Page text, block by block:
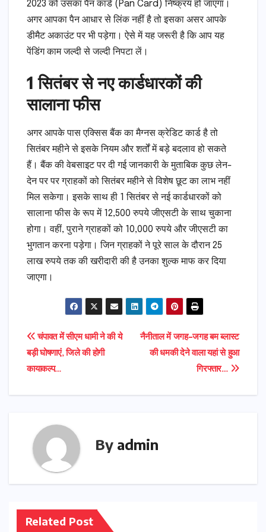
2023 को उसका पैन कार्ड (Pan Card) निष्क्रय हो जाएगा।
अगर आपका पैन आधार से लिंक नहीं है तो इसका असर आपके
डीमैट अकाउंट पर भी पड़ेगा। ऐसे में यह जरूरी है कि आप यह
पेंडिंग काम जल्दी से जल्दी निपटा लें।
1 सितंबर से नए कार्डधारकों की
सालाना फीस
अगर आपके पास एक्सिस बैंक का मैग्नस क्रेडिट कार्ड है तो
सितंबर महीने से इसके नियम और शर्तों में बड़े बदलाव हो सकते
हैं। बैंक की वेबसाइट पर दी गई जानकारी के मुताबिक कुछ लेन-
देन पर पर ग्राहकों को सितंबर महीने से विशेष छूट का लाभ नहीं
मिल सकेगा। इसके साथ ही 1 सितंबर से नई कार्डधारकों को
सालाना फीस के रूप में 12,500 रुपये जीएसटी के साथ चुकाना
होगा। वहीं, पुराने ग्राहकों को 10,000 रुपये और जीएसटी का
भुगतान करना पड़ेगा। जिन ग्राहकों ने पूरे साल के दौरान 25
लाख रुपये तक की खरीदारी की है उनका शुल्क माफ कर दिया
जाएगा।
Post
navigation
नैनीताल में जगह-जगह बम ब्लास्ट
की धमकी देने वाला यहां से हुआ
गिरफ्तार…
चंपावत में सीएम धामी ने की ये
बड़ी घोषणाएं, जिले की होगी
कायाकल्प…
By admin
Related Post